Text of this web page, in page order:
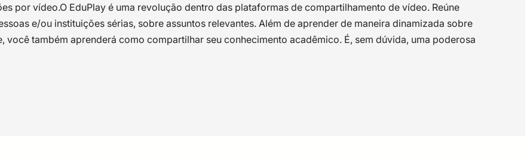
por vídeo.O EduPlay é uma revolução dentro das plataformas de compartilhamento de vídeo. Reúne
e/ou instituições sérias, sobre assuntos relevantes. Além de aprender de maneira dinamizada sobre
você também aprenderá como compartilhar seu conhecimento acadêmico. É, sem dúvida, uma poderosa